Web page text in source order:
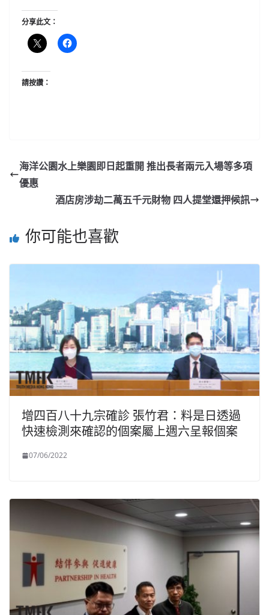
分享此文：
請按讚：
海洋公園水上樂園即日起重開 推出長者兩元入場等多項
優惠
酒店房涉劫二萬五千元財物 四人提堂還押候訊
你可能也喜歡
增四百八十九宗確診 張竹君：料是日透過
快速檢測來確認的個案屬上週六呈報個案
07/06/2022